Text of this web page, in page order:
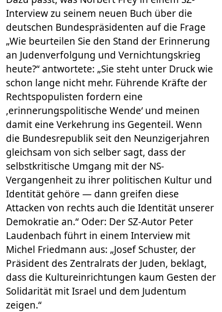
Interview zu seinem neuen Buch über die
deutschen Bundespräsidenten auf die Frage
„Wie beurteilen Sie den Stand der Erinnerung
an Judenverfolgung und Vernichtungskrieg
heute?“ antwortete: „Sie steht unter Druck wie
schon lange nicht mehr. Führende Kräfte der
Rechtspopulisten fordern eine
,erinnerungspolitische Wende‘ und meinen
damit eine Verkehrung ins Gegenteil. Wenn
die Bundesrepublik seit den Neunzigerjahren
gleichsam von sich selber sagt, dass der
selbstkritische Umgang mit der NS-
Vergangenheit zu ihrer politischen Kultur und
Identität gehöre — dann greifen diese
Attacken von rechts auch die Identität unserer
Demokratie an.“ Oder: Der SZ-Autor Peter
Laudenbach führt in einem Interview mit
Michel Friedmann aus: „Josef Schuster, der
Präsident des Zentralrats der Juden, beklagt,
dass die Kultureinrichtungen kaum Gesten der
Solidarität mit Israel und dem Judentum
zeigen.“